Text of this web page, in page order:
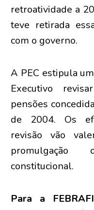
retroatividade a
teve retirada
com o governo.
A PEC estipula
Executivo
pensões
de 2004. Os
revisão vão
constitucional.
Para a